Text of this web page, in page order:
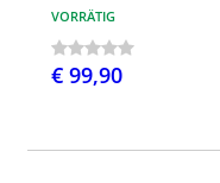
VORRÄTIG
€ 99,90